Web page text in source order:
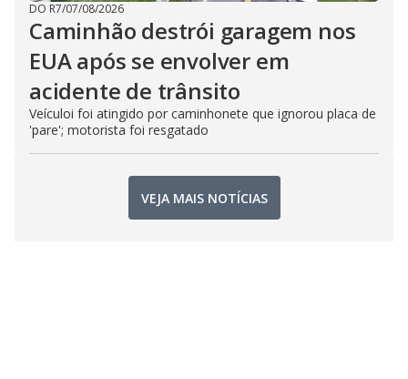
DO R7/07/08/2026
Caminhão destrói garagem nos
EUA após se envolver em
acidente de trânsito
Veículoi foi atingido por caminhonete que ignorou placa de
'pare'; motorista foi resgatado
VEJA MAIS NOTÍCIAS